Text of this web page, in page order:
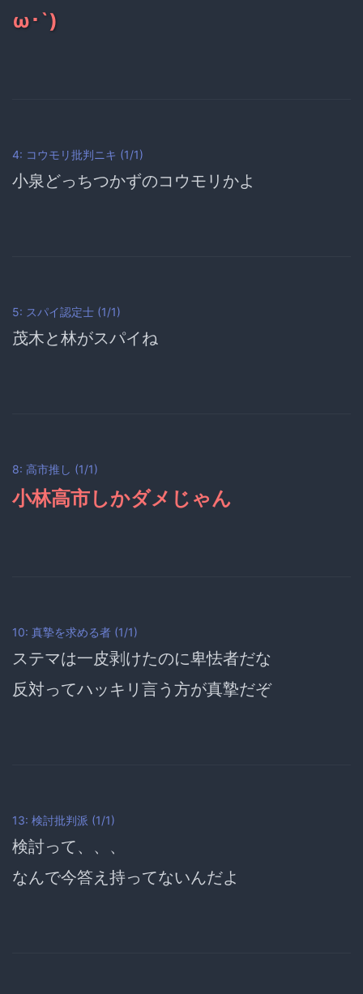
ω･`)
4: コウモリ批判ニキ (1/1)
小泉どっちつかずのコウモリかよ
5: スパイ認定士 (1/1)
茂木と林がスパイね
8: 高市推し (1/1)
小林高市しかダメじゃん
10: 真摯を求める者 (1/1)
ステマは一皮剥けたのに卑怯者だな
反対ってハッキリ言う方が真摯だぞ
13: 検討批判派 (1/1)
検討って、、、
なんで今答え持ってないんだよ